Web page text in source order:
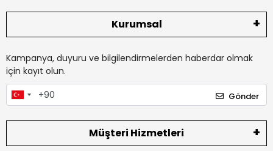
Kurumsal
Kampanya, duyuru ve bilgilendirmelerden haberdar olmak
için kayıt olun.
Gönder
Müşteri Hizmetleri